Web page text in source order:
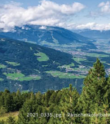
2021_0335.jpg |